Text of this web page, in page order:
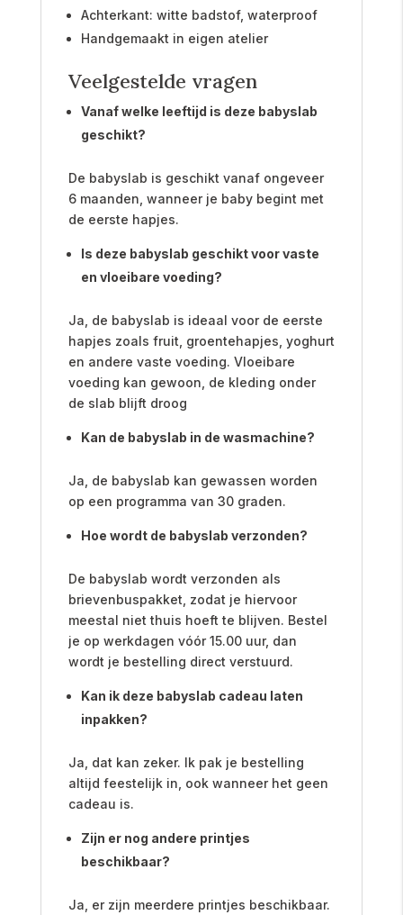
Achterkant: witte badstof, waterproof
Handgemaakt in eigen atelier
Veelgestelde vragen
Vanaf welke leeftijd is deze babyslab
geschikt?
De babyslab is geschikt vanaf ongeveer
6 maanden, wanneer je baby begint met
de eerste hapjes.
Is deze babyslab geschikt voor vaste
en vloeibare voeding?
Ja, de babyslab is ideaal voor de eerste
hapjes zoals fruit, groentehapjes, yoghurt
en andere vaste voeding. Vloeibare
voeding kan gewoon, de kleding onder
de slab blijft droog
Kan de babyslab in de wasmachine?
Ja, de babyslab kan gewassen worden
op een programma van 30 graden.
Hoe wordt de babyslab verzonden?
De babyslab wordt verzonden als
brievenbuspakket, zodat je hiervoor
meestal niet thuis hoeft te blijven. Bestel
je op werkdagen vóór 15.00 uur, dan
wordt je bestelling direct verstuurd.
Kan ik deze babyslab cadeau laten
inpakken?
Ja, dat kan zeker. Ik pak je bestelling
altijd feestelijk in, ook wanneer het geen
cadeau is.
Zijn er nog andere printjes
beschikbaar?
Ja, er zijn meerdere printjes beschikbaar.